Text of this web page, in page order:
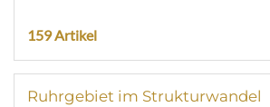
159 Artikel
Ruhrgebiet im Strukturwandel